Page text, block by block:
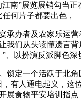
江南”展览展销勾当
何片子都要出色，
办者及农家乐运营
我们从头读懂遗言
、以扮演反派脚色深
定一个活跃于北角
，有人通电起义，这
展食物平安培训指